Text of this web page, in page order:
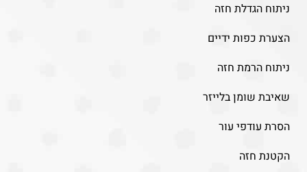
ניתוח הגדלת חזה
הצערת כפות ידיים
ניתוח הרמת חזה
שאיבת שומן בלייזר
הסרת עודפי עור
הקטנת חזה